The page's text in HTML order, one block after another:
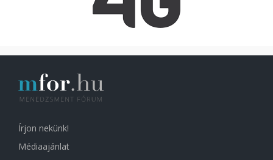
Írjon nekünk!
Médiaajánlat